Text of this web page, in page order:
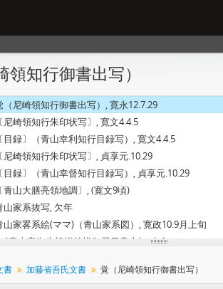
知行御書出写）
藤省吾氏文書, 天正8年～昭和34年
（尼崎領知行御書出写）, 寛永12.7.29
尼崎領知行朱印状写〕, 寛文4.4.5
目録〕（青山幸利知行目録写）, 寛文4.4.5
尼崎領知行朱印状写〕, 貞享元.10.29
目録〕（青山幸督知行目録写）, 貞享元.10.29
青山大膳亮領地調〕, (寛文9頃)
山家系抜写, 欠年
山家畧系絵(ママ)（青山家系図）, 寛政10.9月上旬
青山家御先祖様外様御忌日書上〕, 欠年
定(尼崎藩触）, 寛永12.9.25
書 加藤省吾氏文書 覚（尼崎領知行御書出写）